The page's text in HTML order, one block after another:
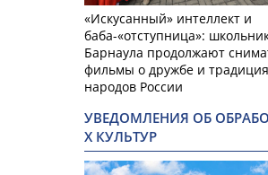
«Искусанный» интеллект и
баба-«отступница»:
Барнаула продолжают
фильмы о дружбе и
народов России
УВЕДОМЛЕНИЯ ОБ
Х КУЛЬТУР